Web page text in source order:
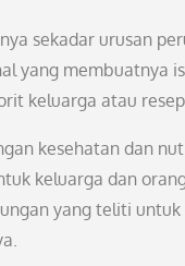
sekadar urusan
yang membuatnya
keluarga atau
kesehatan dan
keluarga dan
yang teliti